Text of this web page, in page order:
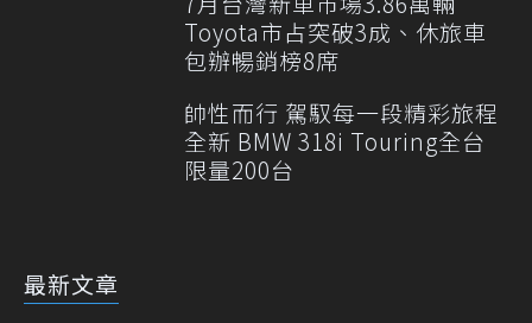
Toyota市占突破3成、休旅車
包辦暢銷榜8席
帥性而行 駕馭每一段精彩旅程
全新 BMW 318i Touring全台
限量200台
最新文章